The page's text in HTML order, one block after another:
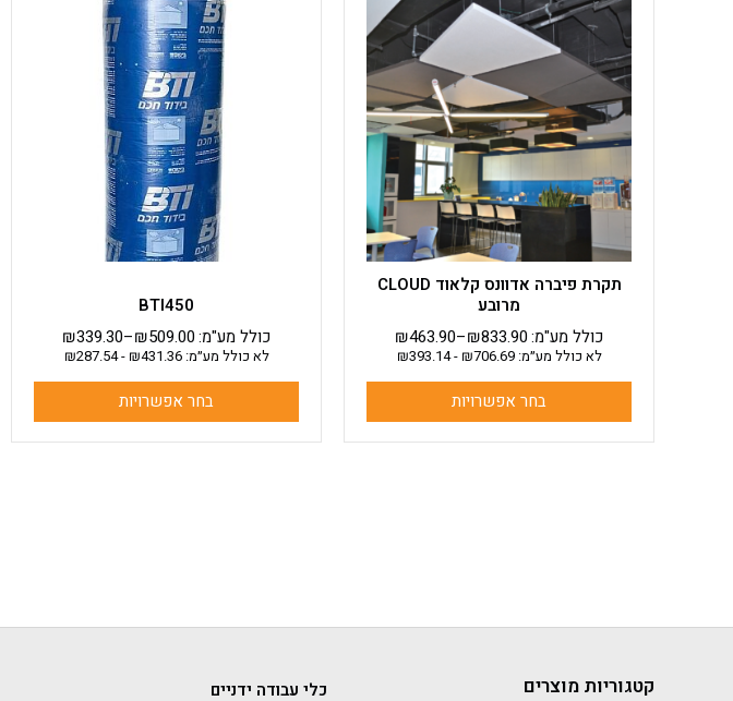
תקרת פיברה אדוונס קלאוד CLOUD
מרובע
₪463.90–₪833.90כולל מע"מ:
לא כולל מע״מ: ₪706.69
-
₪393.14
בחר אפשרויות
זה
מספר
סוגים.
ניתן
לבחור
את
האפשרויות
בעמוד
המוצר
BTI450
₪339.30–₪509.00כולל מע"מ:
לא כולל מע״מ: ₪431.36
-
₪287.54
בחר אפשרויות
זה
יש
מספר
סוגים.
ניתן
לבחור
את
האפשרויות
בעמוד
המוצר
קטגוריות מוצרים כלי עבודה ידניים